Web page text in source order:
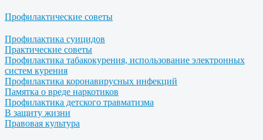
Профилактические советы
Профилактика суицидов
Практические советы
Профилактика табакокурения, использование электронных
систем курения
Профилактика коронавирусных инфекций
Памятка о вреде наркотиков
Профилактика детского травматизма
В защиту жизни
Правовая культура